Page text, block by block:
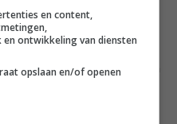
Dit duurt in totaal
afkoelen en zet daarna in
in de koelkast om op te
en content,
ontwikkeling van diensten
opslaan en/of openen